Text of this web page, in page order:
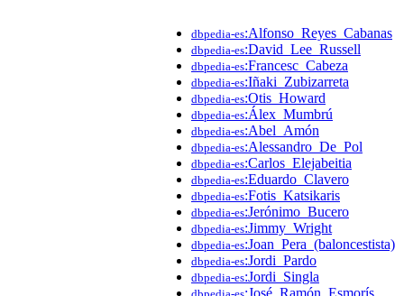
dbpedia-es:Alfonso_Reyes_Cabanas
dbpedia-es:David_Lee_Russell
dbpedia-es:Francesc_Cabeza
dbpedia-es:Iñaki_Zubizarreta
dbpedia-es:Otis_Howard
dbpedia-es:Álex_Mumbrú
dbpedia-es:Abel_Amón
dbpedia-es:Alessandro_De_Pol
dbpedia-es:Carlos_Elejabeitia
dbpedia-es:Eduardo_Clavero
dbpedia-es:Fotis_Katsikaris
dbpedia-es:Jerónimo_Bucero
dbpedia-es:Jimmy_Wright
dbpedia-es:Joan_Pera_(baloncestista)
dbpedia-es:Jordi_Pardo
dbpedia-es:Jordi_Singla
:José_Ramón_Esmorís